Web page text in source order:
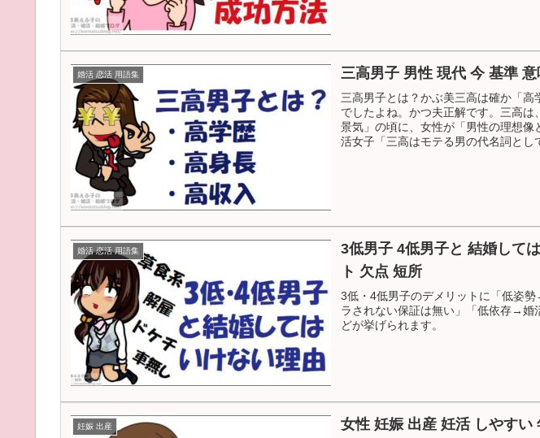
婚活 恋活 用語集 三高男子 男性 現代 今 基準
三高男子とは？かぶ美三高は確か「高
でしたよね。かつ夫正解です。三高
景気」の頃に、女性が「男性の理想
活女子「三高はモテる男の代名詞とし
婚活 恋活 用語集
3低男子 4低男子と 結婚して
ト 欠点 短所
3低・4低男子のデメリットに「低姿
ラされない保証は無い」「低依存→
どが挙げられます。
妊娠 出産
女性 妊娠 出産 妊活 しやすい